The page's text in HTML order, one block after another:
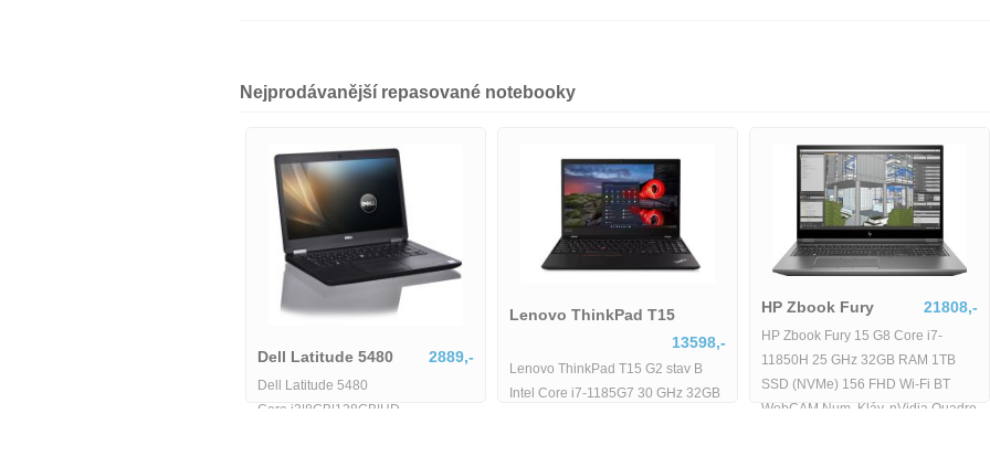
Nejprodávanější repasované notebooky
Dell Latitude 5480 2889,-
Dell Latitude 5480
Core i3|8GB|128GB|HD
Lenovo ThinkPad T15
13598,-
Lenovo ThinkPad T15 G2 stav B
Intel Core i7-1185G7 30 GHz 32GB
HP Zbook Fury 21808,-
HP Zbook Fury 15 G8 Core i7-
11850H 25 GHz 32GB RAM 1TB
SSD (NVMe) 156 FHD Wi-Fi BT
WebCAM Num. Kláv. nVidia Quadro